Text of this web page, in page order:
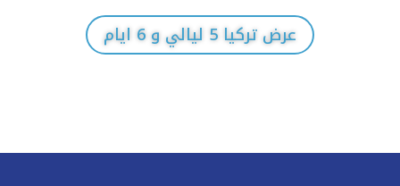
عرض تركيا 5 ليالي و 6 ايام